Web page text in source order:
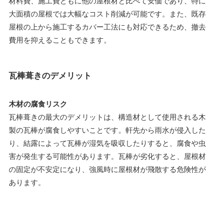
大面積の屋根では大幅なコスト削減が可能です。また、既存
屋根の上から施工するカバー工法にも対応できるため、撤去
費用を抑えることもできます。
瓦棒葺きのデメリット
木材の腐食リスク
瓦棒葺きの最大のデメリットは、構造材として使用される木
製の瓦棒が腐食しやすいことです。軒先から雨水が侵入した
り、結露によって瓦棒が湿気を吸収したりすると、腐食や虫
害が発生する可能性があります。瓦棒が劣化すると、屋根材
の固定が不安定になり、強風時に屋根材が飛散する危険性が
あります。